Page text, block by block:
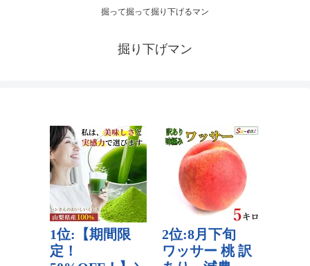
掘って掘って掘り下げるマン
掘り下げマン